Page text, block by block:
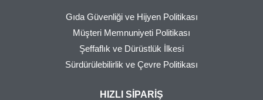
Gıda Güvenliği ve Hijyen Politikası
Müşteri Memnuniyeti Politikası
Şeffaflık ve Dürüstlük İlkesi
Sürdürülebilirlik ve Çevre Politikası
HIZLI SIPARIŞ